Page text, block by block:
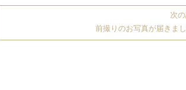
次
前撮りのお写真が届きま